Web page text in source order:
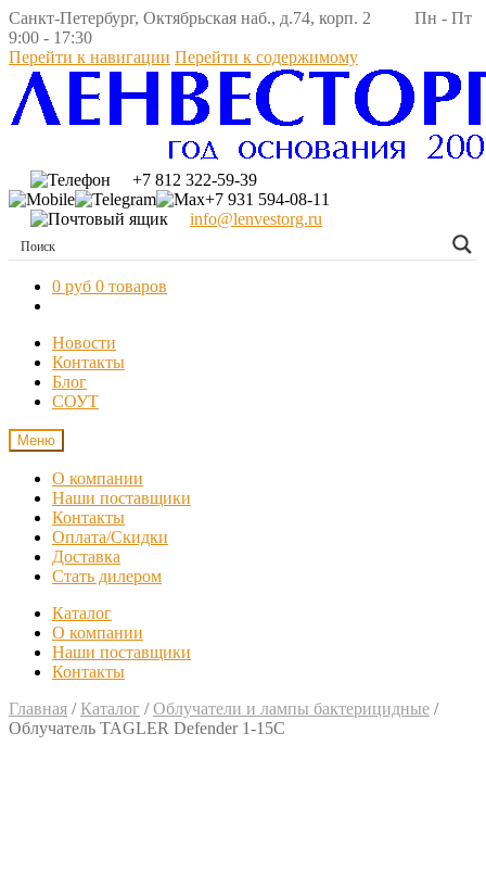
Санкт-Петербург, Октябрьская наб., д.74, корп. 2 Пн - Пт
9:00 - 17:30
Перейти к навигации Перейти к содержимому
+7 812 322-59-39
+7 931 594-08-11
info@lenvestorg.ru
0 руб 0 товаров
Новости
Контакты
Блог
СОУТ
Меню
О компании
Наши поставщики
Контакты
Оплата/Скидки
Доставка
Стать дилером
Каталог
О компании
Наши поставщики
Контакты
Главная / Каталог /Облучатели и лампы бактерицидные /
Облучатель TAGLER Defender 1-15С